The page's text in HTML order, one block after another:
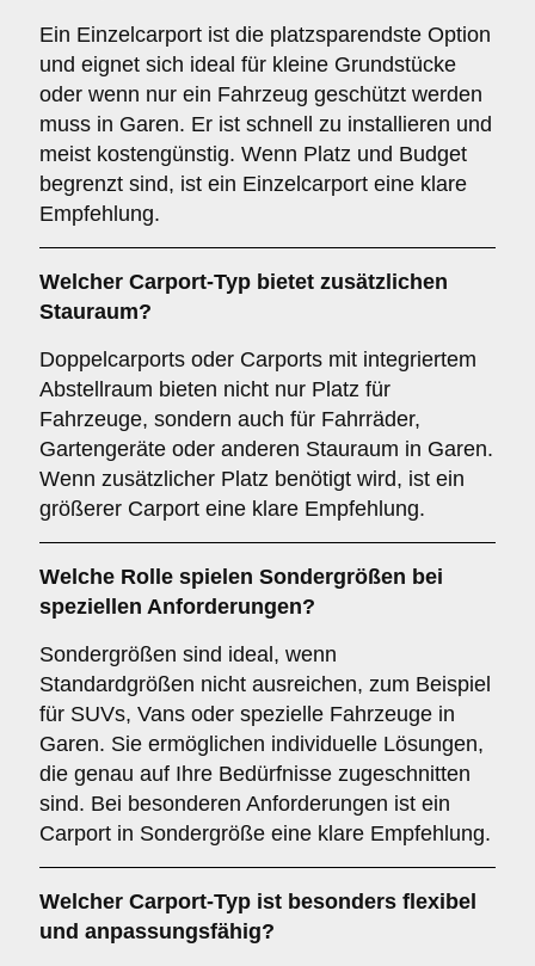
Ein Einzelcarport ist die platzsparendste Option
und eignet sich ideal für kleine Grundstücke
oder wenn nur ein Fahrzeug geschützt werden
muss in Garen. Er ist schnell zu installieren und
meist kostengünstig. Wenn Platz und Budget
begrenzt sind, ist ein Einzelcarport eine klare
Empfehlung.
Welcher Carport-Typ bietet zusätzlichen
Stauraum?
Doppelcarports oder Carports mit integriertem
Abstellraum bieten nicht nur Platz für
Fahrzeuge, sondern auch für Fahrräder,
Gartengeräte oder anderen Stauraum in Garen.
Wenn zusätzlicher Platz benötigt wird, ist ein
größerer Carport eine klare Empfehlung.
Welche Rolle spielen Sondergrößen bei
speziellen Anforderungen?
Sondergrößen sind ideal, wenn
Standardgrößen nicht ausreichen, zum Beispiel
für SUVs, Vans oder spezielle Fahrzeuge in
Garen. Sie ermöglichen individuelle Lösungen,
die genau auf Ihre Bedürfnisse zugeschnitten
sind. Bei besonderen Anforderungen ist ein
Carport in Sondergröße eine klare Empfehlung.
Welcher Carport-Typ ist besonders flexibel
und anpassungsfähig?